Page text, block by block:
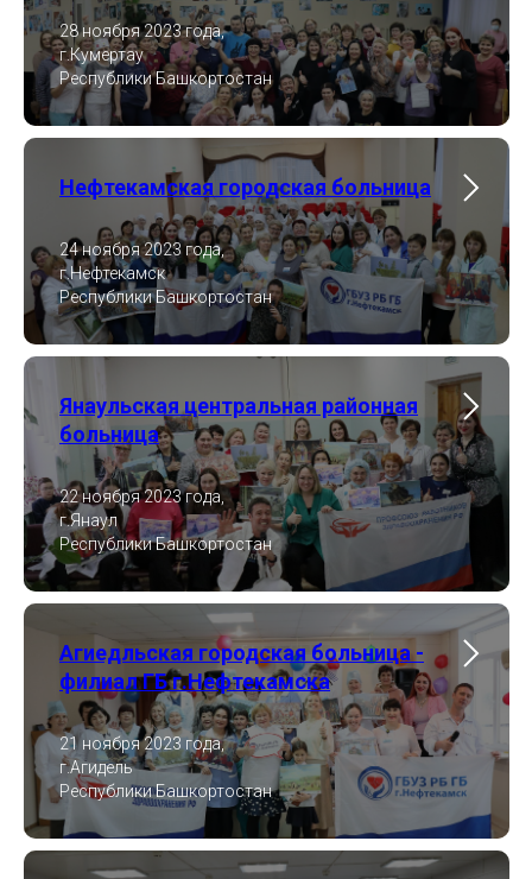
28 ноября 2023 года,
г.Кумертау
Республики Башкортостан
Нефтекамская городская больница
24 ноября 2023 года,
г.Нефтекамск
Республики Башкортостан
Янаульская центральная районная
больница
22 ноября 2023 года,
г.Янаул
Республики Башкортостан
Агиедльская городская больница -
филиал ГБ г.Нефтекамска
21 ноября 2023 года,
г.Агидель
Республики Башкортостан